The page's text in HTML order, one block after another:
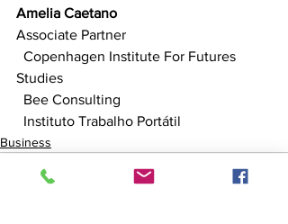
Amelia Caetano
Associate Partner
Studies
  Bee Consulting
  Instituto Trabalho Portátil
Business